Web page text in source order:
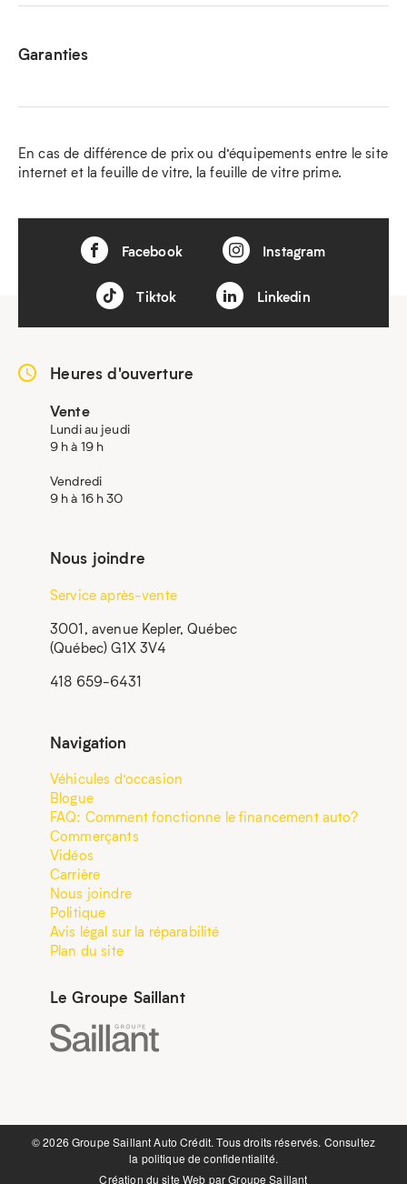
Garanties
En cas de différence de prix ou d’équipements entre le site
internet et la feuille de vitre, la feuille de vitre prime.
Facebook Instagram
Tiktok Linkedin
Heures d'ouverture
Vente
Lundi au jeudi
9 h à 19 h
Vendredi
9 h à 16 h 30
Nous joindre
Service après-vente
3001, avenue Kepler, Québec
(Québec) G1X 3V4
418 659-6431
Navigation
Véhicules d’occasion
Blogue
FAQ: Comment fonctionne le financement auto?
Commerçants
Vidéos
Carrière
Nous joindre
Politique
Avis légal sur la réparabilité
Plan du site
Le Groupe Saillant
©️ 2026 Groupe Saillant Auto Crédit. Tous droits réservés. Consultez
la politique de confidentialité.
Création du site Web parGroupe Saillant